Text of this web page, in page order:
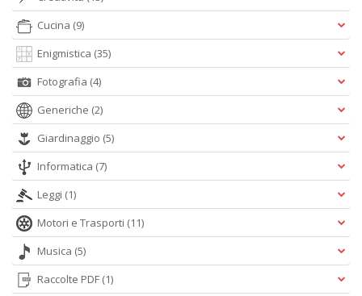
Cucina (9)
Enigmistica (35)
Fotografia (4)
Generiche (2)
Giardinaggio (5)
Informatica (7)
Leggi (1)
Motori e Trasporti (11)
Musica (5)
Raccolte PDF (1)